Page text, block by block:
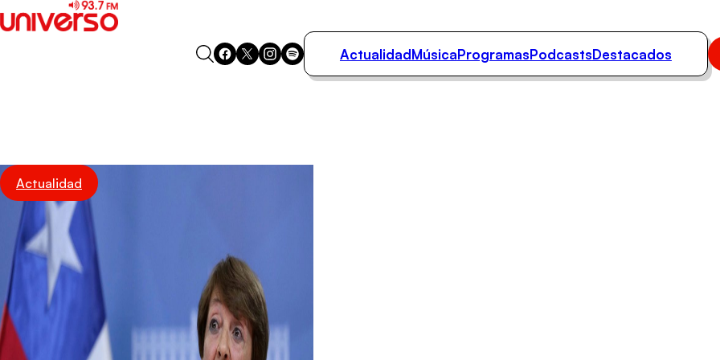
Podcasts
ActualidadMúsicaProgramasPodcastsDestacados
Actualidad